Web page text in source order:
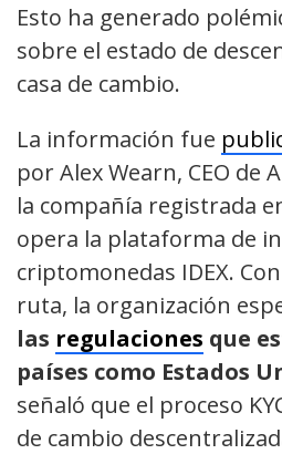
Esto ha generado
sobre el estado de
casa de cambio.
La información fue
por Alex Wearn, CEO de
la compañía registrada
opera la plataforma de
criptomonedas IDEX.
ruta, la organización
las regulaciones que
países como Estados
señaló que el proceso
de cambio